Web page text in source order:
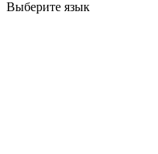
Выберите язык